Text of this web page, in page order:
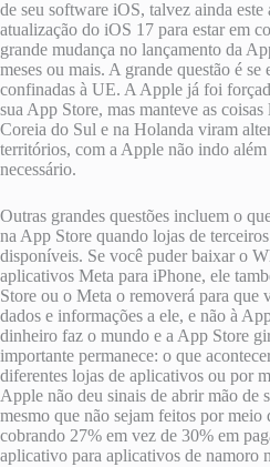
de seu software iOS, talvez ainda este
atualização do iOS 17 para estar em
grande mudança no lançamento da
meses ou mais. A grande questão é se
confinadas à UE. A Apple já foi
sua App Store, mas manteve as
Coreia do Sul e na Holanda viram
territórios, com a Apple não indo além
necessário.
Outras grandes questões incluem o
na App Store quando lojas de
disponíveis. Se você puder baixar o
aplicativos Meta para iPhone, ele
Store ou o Meta o removerá para que
dados e informações a ele, e não à
dinheiro faz o mundo e a App Store
importante permanece: o que
diferentes lojas de aplicativos ou por
Apple não deu sinais de abrir mão de
mesmo que não sejam feitos por
cobrando 27% em vez de 30% em
aplicativo para aplicativos de namoro